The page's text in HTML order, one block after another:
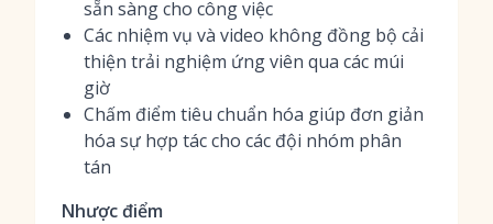
sẵn sàng cho công việc
Các nhiệm vụ và video không đồng bộ cải
thiện trải nghiệm ứng viên qua các múi
giờ
Chấm điểm tiêu chuẩn hóa giúp đơn giản
hóa sự hợp tác cho các đội nhóm phân
tán
Nhược điểm